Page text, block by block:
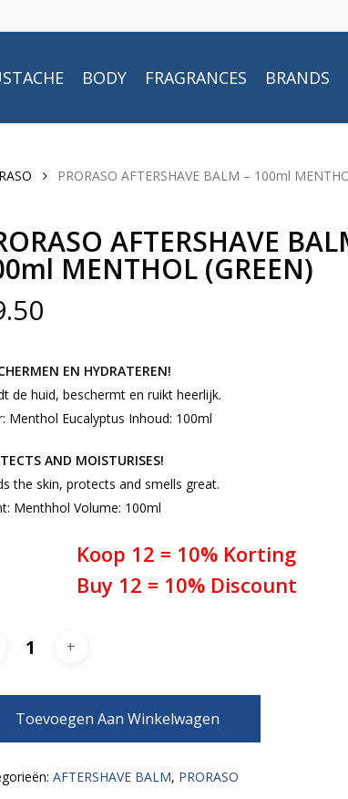
BODY FRAGRANCES BRANDS
PRORASO AFTERSHAVE BALM – 100ml
AFTERSHAVE
MENTHOL (GREEN)
EN HYDRATEREN!
de huid, beschermt en ruikt heerlijk.
Menthol Eucalyptus Inhoud: 100ml
AND MOISTURISES!
the skin, protects and smells great.
Menthhol Volume: 100ml
Koop 12 = 10% Korting
Buy 12 = 10% Discount
Toevoegen Aan Winkelwagen
AFTERSHAVE BALM, PRORASO